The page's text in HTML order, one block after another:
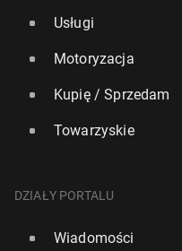
Usługi
Motoryzacja
Kupię / Sprzedam
Towarzyskie
DZIAŁY PORTALU
Wiadomości